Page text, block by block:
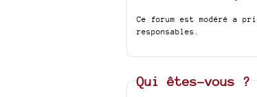
Ce forum est modéré a
responsables.
Qui êtes-vous ?